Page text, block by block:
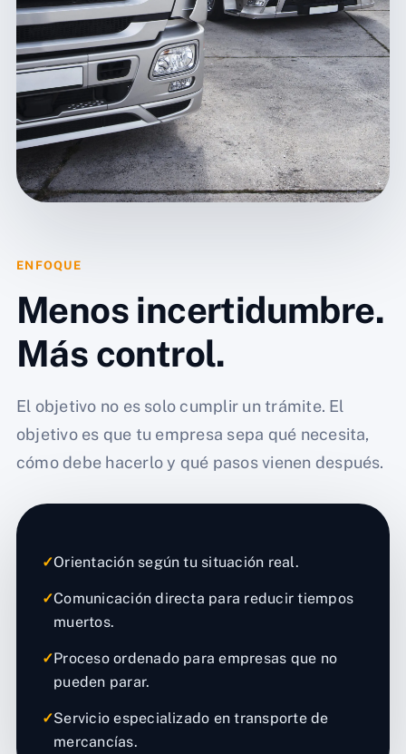
ENFOQUE
Menos incertidumbre.
Más control.
El objetivo no es solo cumplir un trámite. El
objetivo es que tu empresa sepa qué necesita,
cómo debe hacerlo y qué pasos vienen después.
✓Orientación según tu situación real.
✓Comunicación directa para reducir tiempos
muertos.
✓Proceso ordenado para empresas que no
pueden parar.
✓Servicio especializado en transporte de
mercancías.